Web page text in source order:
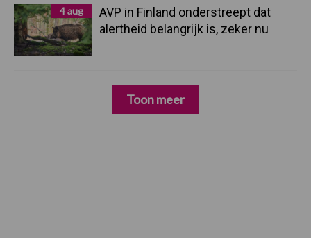
4 aug
AVP in Finland onderstreept dat
alertheid belangrijk is, zeker nu
Toon meer